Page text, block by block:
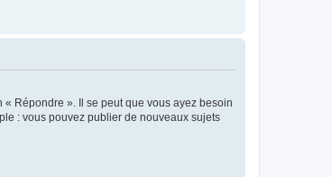
Répondre ». Il se peut que vous ayez besoin
: vous pouvez publier de nouveaux sujets